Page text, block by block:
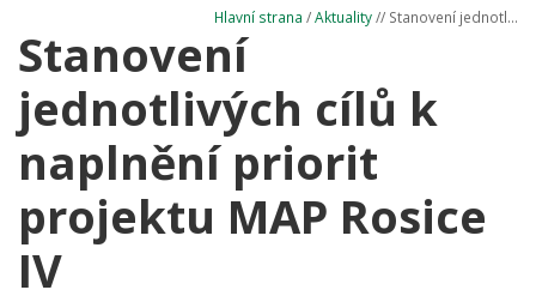
Hlavní strana /Aktuality// Stanovení jednotl...
Stanovení
jednotlivých cílů k
naplnění priorit
projektu MAP Rosice
IV